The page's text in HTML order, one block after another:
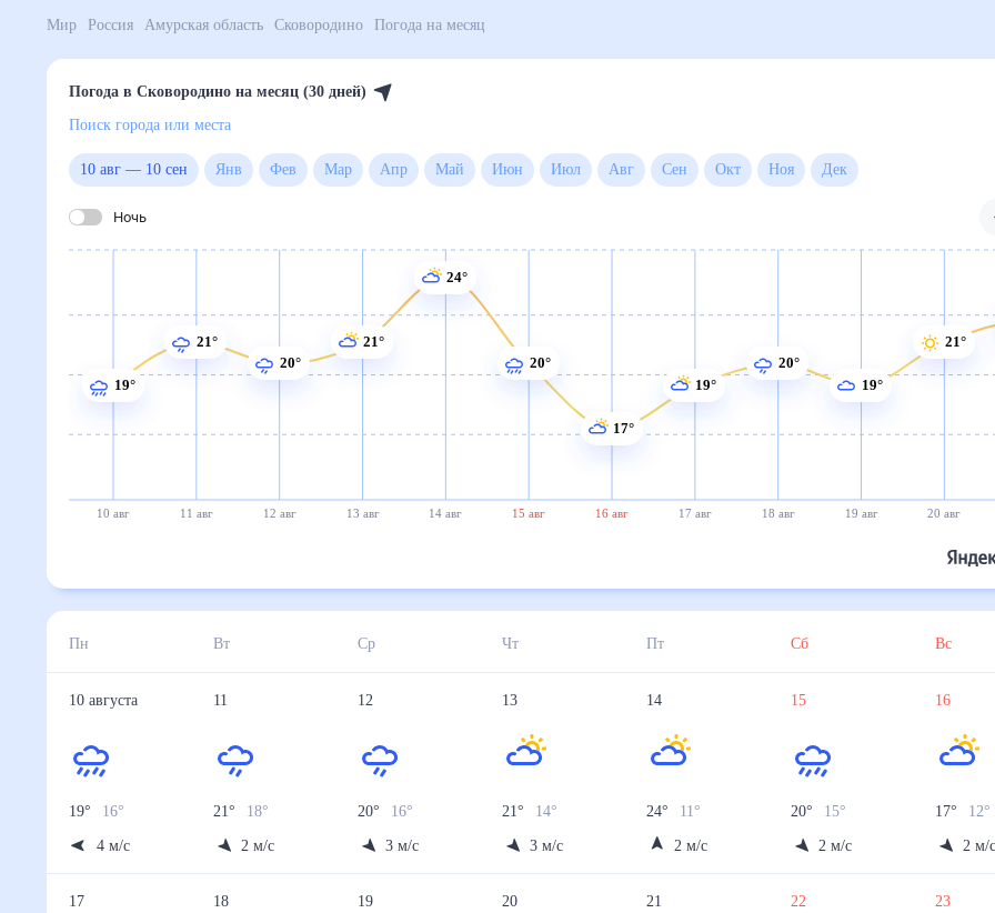
Мир Россия Амурская область Сковородино Погода на месяц
Погода в Сковородино на месяц (30 дней)
Поиск города или места
10 авг—10 сен Янв Фев Мар Апр Май Июн Июл Авг Сен Окт Ноя
Ночь
10 авг 11 авг 12 авг 13 авг 14 авг 15 авг 16 авг 17 авг 18 авг 19 авг 20 авг
19°
21°
20°
21°
24°
20°
17°
19°
20°
19°
21°
Пн Вт Ср Чт Пт Сб Вс
10 августа
19° 16°
4 м/с
11
21° 18°
2 м/с
12
20° 16°
3 м/с
13
21° 14°
3 м/с
14
24° 11°
2 м/с
15
20° 15°
2 м/с
16
17° 12°
2 м/с
17 18 19 20 21 22 23